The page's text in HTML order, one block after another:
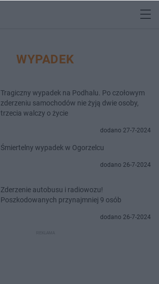
WYPADEK
Tragiczny wypadek na Podhalu. Po czołowym
zderzeniu samochodów nie żyją dwie osoby,
trzecia walczy o życie
dodano 27-7-2024
Śmiertelny wypadek w Ogorzelcu
dodano 26-7-2024
Zderzenie autobusu i radiowozu!
Poszkodowanych przynajmniej 9 osób
dodano 26-7-2024